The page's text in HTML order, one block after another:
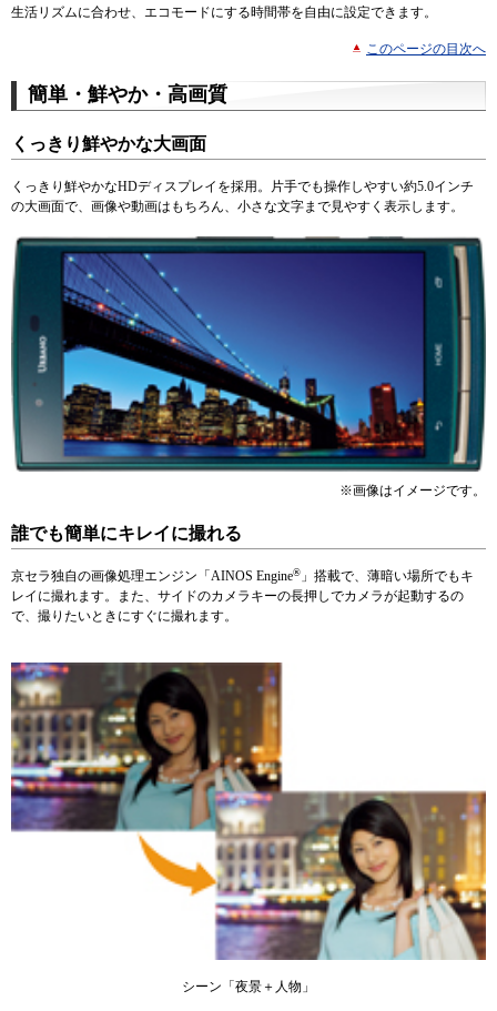
生活リズムに合わせ、エコモードにする時間帯を自由に設定できます。
このページの目次へ
簡単・鮮やか・高画質
くっきり鮮やかな大画面
くっきり鮮やかなHDディスプレイを採用。片手でも操作しやすい約5.0インチ
の大画面で、画像や動画はもちろん、小さな文字まで見やすく表示します。
※画像はイメージです。
誰でも簡単にキレイに撮れる
京セラ独自の画像処理エンジン「AINOS Engine® 」搭載で、薄暗い場所でもキ
レイに撮れます。また、サイドのカメラキーの長押しでカメラが起動するの
で、撮りたいときにすぐに撮れます。
シーン「夜景＋人物」